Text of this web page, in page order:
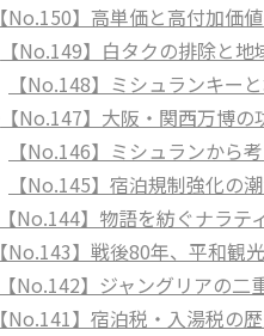
【No.150】高単価と高付加価
【No.149】白タクの排除と
【No.148】ミシュランキー
【No.147】大阪・関西万博
【No.146】ミシュランから
【No.145】宿泊規制強化の
【No.144】物語を紡ぐナラテ
【No.143】戦後80年、平和観
【No.142】ジャングリアの二
【No.141】宿泊税・入湯税の